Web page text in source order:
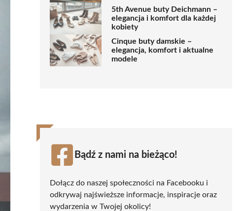
5th Avenue buty Deichmann –
elegancja i komfort dla każdej
kobiety
Cinque buty damskie –
elegancja, komfort i aktualne
modele
Bądź z nami na bieżąco!
Dołącz do naszej społeczności na Facebooku i
odkrywaj najświeższe informacje, inspiracje oraz
wydarzenia w Twojej okolicy!